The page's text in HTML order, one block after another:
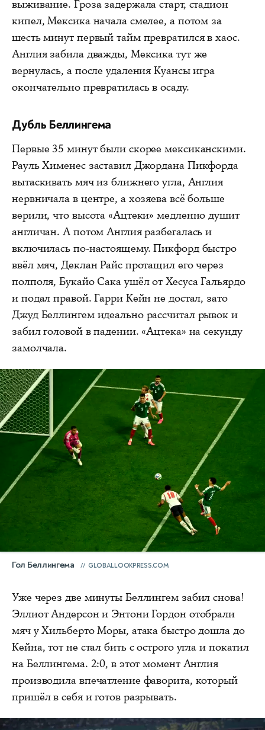
выживание. Гроза задержала старт, стадион
кипел, Мексика начала смелее, а потом за
шесть минут первый тайм превратился в хаос.
Англия забила дважды, Мексика тут же
вернулась, а после удаления Куансы игра
окончательно превратилась в осаду.
Дубль Беллингема
Первые 35 минут были скорее мексиканскими.
Рауль Хименес заставил Джордана Пикфорда
вытаскивать мяч из ближнего угла, Англия
нервничала в центре, а хозяева всё больше
верили, что высота «Ацтеки» медленно душит
англичан. А потом Англия разбегалась и
включилась по-настоящему. Пикфорд быстро
ввёл мяч, Деклан Райс протащил его через
полполя, Букайо Сака ушёл от Хесуса Гальярдо
и подал правой. Гарри Кейн не достал, зато
Джуд Беллингем идеально рассчитал рывок и
забил головой в падении. «Ацтека» на секунду
замолчала.
Гол Беллингема GLOBALLOOKPRESS.COM
Уже через две минуты Беллингем забил снова!
Эллиот Андерсон и Энтони Гордон отобрали
мяч у Хильберто Моры, атака быстро дошла до
Кейна, тот не стал бить с острого угла и покатил
на Беллингема. 2:0, в этот момент Англия
производила впечатление фаворита, который
пришёл в себя и готов разрывать.